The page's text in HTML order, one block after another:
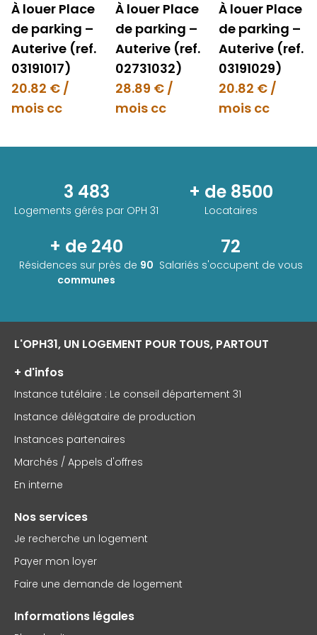
À louer Place
de parking –
Auterive (ref.
03191017)
20.82 € /
mois cc
À louer Place
de parking –
Auterive (ref.
02731032)
28.89 € /
mois cc
À louer Place
de parking –
Auterive (ref.
03191029)
20.82 € /
mois cc
3 483
Logements gérés par OPH 31
+ de 8500
Locataires
+ de 240
Résidences sur près de 90
communes
72
Salariés s'occupent de vous
L'OPH31, UN LOGEMENT POUR TOUS, PARTOUT
+ d'infos
Instance tutélaire : Le conseil département 31
Instance délégataire de production
Instances partenaires
Marchés / Appels d'offres
En interne
Nos services
Je recherche un logement
Payer mon loyer
Faire une demande de logement
Informations légales